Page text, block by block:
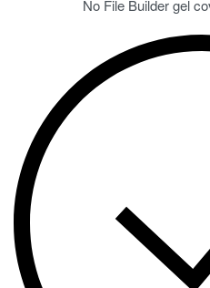
No File Builder gel